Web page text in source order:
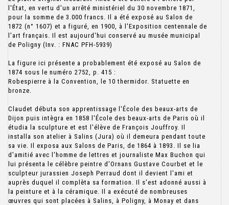
l'État, en vertu d'un arrêté ministériel du 30 novembre 1871,
pour la somme de 3.000 francs. Il a été exposé au Salon de
1872 (n° 1607) et a figuré, en 1900, à l'Exposition centennale de
l'art français. Il est aujourd'hui conservé au musée municipal
de Poligny (Inv. : FNAC PFH-5939)
La figure ici présente a probablement été exposé au Salon de
1874 sous le numéro 2752, p. 415 :
Robespierre à la Convention, le 10 thermidor. Statuette en
bronze.
Claudet débuta son apprentissage l'École des beaux-arts de
Dijon puis intègra en 1858 l'École des beaux-arts de Paris où il
étudia la sculpture et est l'élève de François Jouffroy. Il
installa son atelier à Salins (Jura) où il demeura pendant toute
sa vie. Il exposa aux Salons de Paris, de 1864 à 1893. Il se lia
d'amitié avec l'homme de lettres et journaliste Max Buchon qui
lui présenta le célèbre peintre d'Ornans Gustave Courbet et le
sculpteur jurassien Joseph Perraud dont il devient l'ami et
auprès duquel il complèta sa formation. Il s'est adonné aussi à
la peinture et à la céramique. Il a exécuté de nombreuses
œuvres qui sont placées à Salins, à Poligny, à Monay et dans